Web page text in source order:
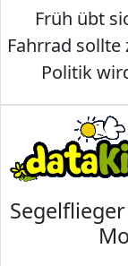
Früh übt
Fahrrad
Politik